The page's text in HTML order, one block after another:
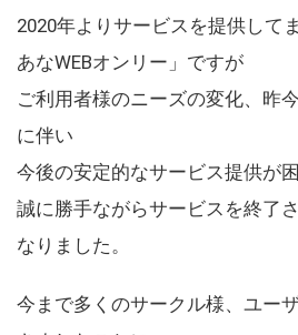
2020年よりサービスを提供して
あなWEBオンリー」ですが
ご利用者様のニーズの変化、昨
に伴い
今後の安定的なサービス提供が
誠に勝手ながらサービスを終了
なりました。
今まで多くのサークル様、ユー